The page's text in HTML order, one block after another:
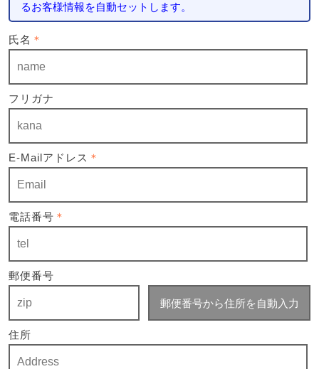
るお客様情報を自動セットします。
氏名 ＊
フリガナ
E-Mailアドレス ＊
電話番号 ＊
郵便番号
郵便番号から住所を自動入力
住所